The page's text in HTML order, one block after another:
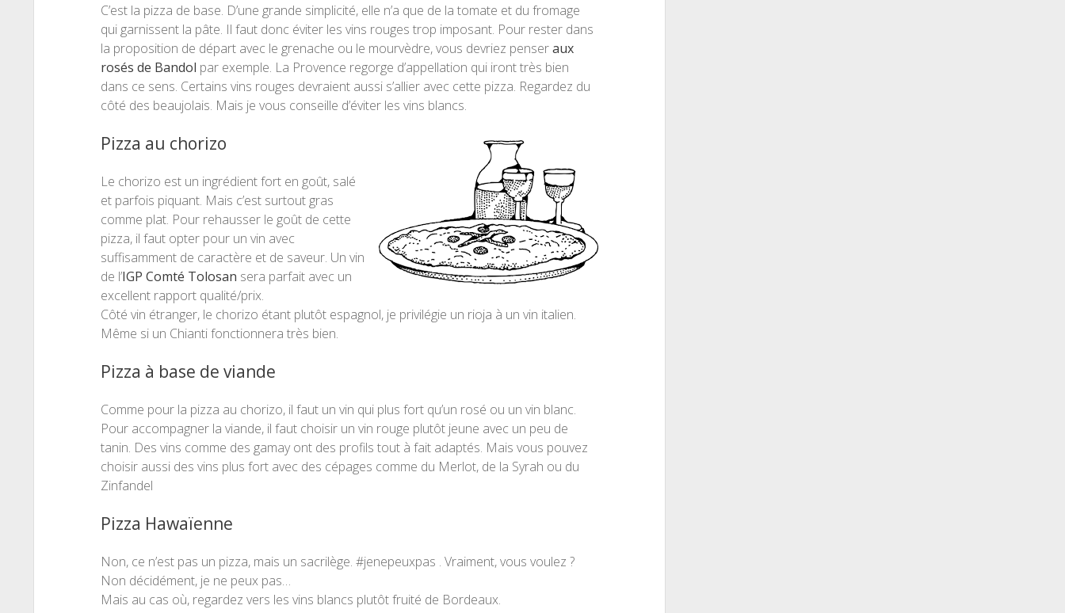
C’est la pizza de base. D’une grande simplicité, elle n’a que de la tomate et du fromage
qui garnissent la pâte. Il faut donc éviter les vins rouges trop imposant. Pour rester dans
la proposition de départ avec le grenache ou le mourvèdre, vous devriez penseraux
rosés de Bandol par exemple. La Provence regorge d’appellation qui iront très bien
dans ce sens. Certains vins rouges devraient aussi s’allier avec cette pizza. Regardez du
côté des beaujolais. Mais je vous conseille d’éviter les vins blancs.
Pizza au chorizo
Le chorizo est un ingrédient fort en goût, salé
et parfois piquant. Mais c’est surtout gras
comme plat. Pour rehausser le goût de cette
pizza, il faut opter pour un vin avec
suffisamment de caractère et de saveur. Un vin
de l’IGP Comté Tolosan sera parfait avec un
excellent rapport qualité/prix.
Côté vin étranger, le chorizo étant plutôt espagnol, je privilégie un rioja à un vin italien.
Même si un Chianti fonctionnera très bien.
Pizza à base de viande
Comme pour la pizza au chorizo, il faut un vin qui plus fort qu’un rosé ou un vin blanc.
Pour accompagner la viande, il faut choisir un vin rouge plutôt jeune avec un peu de
tanin. Des vins comme des gamay ont des profils tout à fait adaptés. Mais vous pouvez
choisir aussi des vins plus fort avec des cépages comme du Merlot, de la Syrah ou du
Zinfandel
Pizza Hawaïenne
Non, ce n’est pas un pizza, mais un sacrilège. #jenepeuxpas . Vraiment, vous voulez ?
Non décidément, je ne peux pas…
Mais au cas où, regardez vers les vins blancs plutôt fruité de Bordeaux.